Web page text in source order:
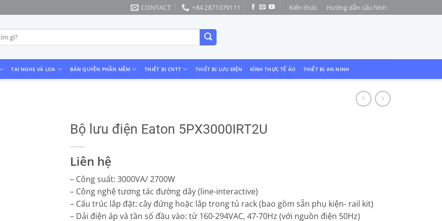
CONTACT +84 2871079111 Kiến thức Hướng dẫn cấu hình
TAI NGHE VÀ LOA BẢN QUYỀN PHẦN MỀM THIẾT BỊ CNTT THIẾT BỊ LƯU ĐIỆN KÍNH THỰC TẾ ẢO THIẾT BỊ AN NINH
Bộ lưu điện Eaton 5PX3000IRT2U
Liên hệ
– Công suất: 3000VA/ 2700W
– Công nghệ tương tác đường dây (line-interactive)
– Cấu trúc lắp đặt: cây đứng hoặc lắp trong tủ rack (bao gồm sẵn phụ kiện- rail kit)
– Dải điện áp và tần số đầu vào: từ 160-294VAC, 47-70Hz (với nguồn điện 50Hz)